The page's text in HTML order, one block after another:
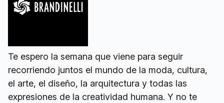
Te espero la semana que viene para seguir
recorriendo juntos el mundo de la moda, cultura,
el arte, el diseño, la arquitectura y todas las
expresiones de la creatividad humana. Y no te